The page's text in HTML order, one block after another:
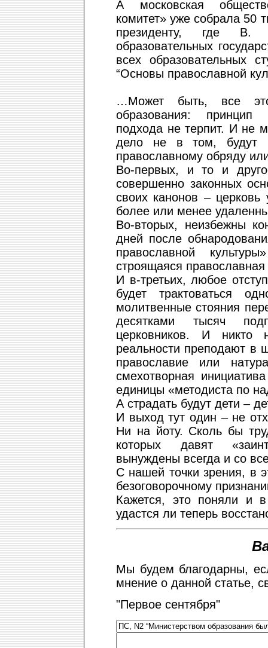
А московская
комитет» уже собрала 50
президенту, где В.
образовательных
всех образовательных
“Основы православной
…Может быть, все это
образования: принцип
подхода не терпит. И не
дело не в том, будут
православному обряду
Во-первых, и то и
совершенно законных
своих канонов – церковь
более или менее
Во-вторых, неизбежны
дней после
православной
строящаяся православная
И в-третьих, любое
будет трактоваться
молитвенные стояния
десятками тысяч
церковников. И
реальности преподают в
православие или
смехотворная
единицы «методиста по
А страдать будут дети –
И выход тут один – не
Ни на йоту. Сколь бы
которых давят
вынуждены всегда и со
С нашей точки зрения, в
безоговорочному
Кажется, это поняли и
удастся ли теперь
Мы будем благодарны,
мнение о данной статье,
"Первое сентября"